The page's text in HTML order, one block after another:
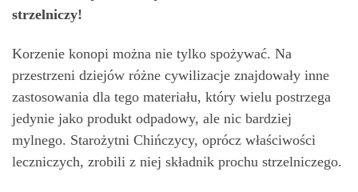
strzelniczy!
Korzenie konopi można nie tylko spożywać. Na
przestrzeni dziejów różne cywilizacje znajdowały inne
zastosowania dla tego materiału, który wielu postrzega
jedynie jako produkt odpadowy, ale nic bardziej
mylnego. Starożytni Chińczycy, oprócz właściwości
leczniczych, zrobili z niej składnik prochu strzelniczego.